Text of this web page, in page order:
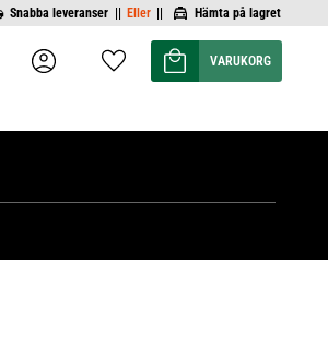
Snabba leveranser || Eller || Hämta på lagret
Favoriter
Kundvagn